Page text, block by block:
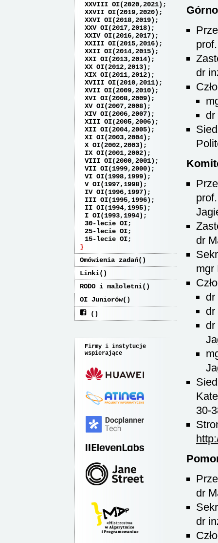
XXVIII OI(2020,2021)
XXVII OI(2019,2020)
XXVI OI(2018,2019)
XXV OI(2017,2018)
XXIV OI(2016,2017)
XXIII OI(2015,2016)
XXII OI(2014,2015)
XXI OI(2013,2014)
XX OI(2012,2013)
XIX OI(2011,2012)
XVIII OI(2010,2011)
XVII OI(2009,2010)
XVI OI(2008,2009)
XV OI(2007,2008)
XIV OI(2006,2007)
XIII OI(2005,2006)
XII OI(2004,2005)
XI OI(2003,2004)
X OI(2002,2003)
IX OI(2001,2002)
VIII OI(2000,2001)
VII OI(1999,2000)
VI OI(1998,1999)
V OI(1997,1998)
IV OI(1996,1997)
III OI(1995,1996)
II OI(1994,1995)
I OI(1993,1994)
30-lecie OI
25-lecie OI
15-lecie OI
Omówienia zadań
Linki
RODO i małoletni
OI Juniorów
Firmy i instytucje
wspierające
dr
dr
dr
mgr
dr
dr
dr
30-
dr
dr